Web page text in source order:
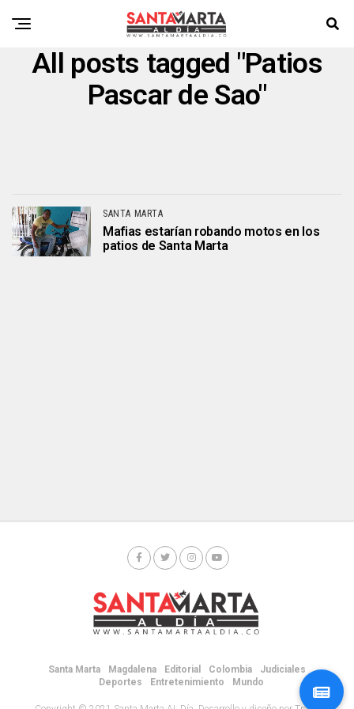
All posts tagged "Patios
Pascar de Sao"
SANTA MARTA
Mafias estarían robando motos en los
patios de Santa Marta
Santa Marta Magdalena Editorial Colombia
Judiciales
Deportes
Entretenimiento Mundo